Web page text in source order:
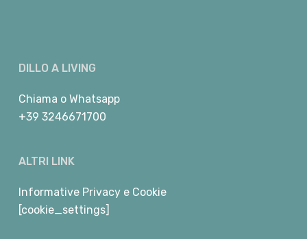
DILLO A LIVING
Chiama o Whatsapp
+39 3246671700
ALTRI LINK
Informative Privacy e Cookie
[cookie_settings]